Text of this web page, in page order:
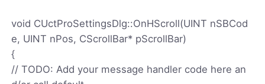
void CUctProSettingsDlg::OnHScroll(UINT nSBCod
e, UINT nPos, CScrollBar* pScrollBar)
{
// TODO: Add your message handler code here an